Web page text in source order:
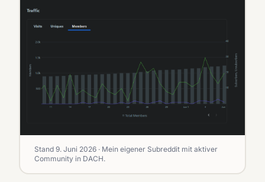
Stand 9. Juni 2026 · Mein eigener Subreddit mit aktiver
Community in DACH.